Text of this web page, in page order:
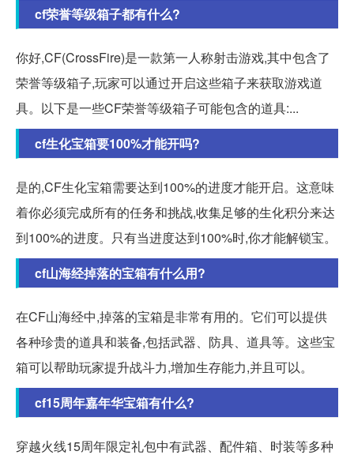
cf荣誉等级箱子都有什么?
你好,CF(CrossFire)是一款第一人称射击游戏,其中包含了
荣誉等级箱子,玩家可以通过开启这些箱子来获取游戏道
具。以下是一些CF荣誉等级箱子可能包含的道具:...
cf生化宝箱要100%才能开吗?
是的,CF生化宝箱需要达到100%的进度才能开启。这意味
着你必须完成所有的任务和挑战,收集足够的生化积分来达
到100%的进度。只有当进度达到100%时,你才能解锁宝。
cf山海经掉落的宝箱有什么用?
在CF山海经中,掉落的宝箱是非常有用的。它们可以提供
各种珍贵的道具和装备,包括武器、防具、道具等。这些宝
箱可以帮助玩家提升战斗力,增加生存能力,并且可以。
cf15周年嘉年华宝箱有什么?
穿越火线15周年限定礼包中有武器、配件箱、时装等多种